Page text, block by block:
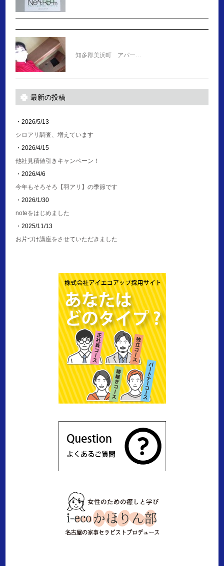
知多郡美浜町 アパー…
最新の投稿
・2026/5/13
シロアリ調査、増えています
・2026/4/15
他社見積値引きキャンペーン！
・2026/4/6
今年もそろそろ【羽アリ】の季節です
・2026/1/30
noteをはじめました
・2025/11/13
お片づけ講座をさせていただきました